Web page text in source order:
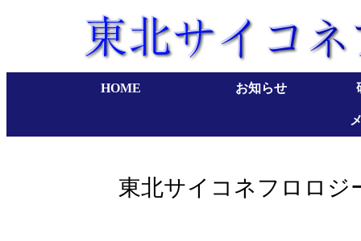
HOME お知らせ
東北サイコネフロロジ